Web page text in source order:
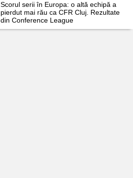
Scorul serii în Europa: o altă echipă a
pierdut mai rău ca CFR Cluj. Rezultate
din Conference League